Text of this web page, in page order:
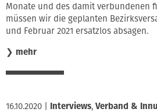
Monate und des damit verbundenen
müssen wir die geplanten
und Februar 2021 ersatzlos absagen.
❯ mehr
16.10.2020 Interviews, Verband &